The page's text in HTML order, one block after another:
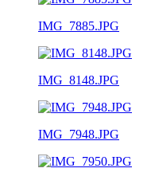
IMG_7885.JPG
IMG_8148.JPG
IMG_7948.JPG